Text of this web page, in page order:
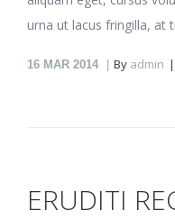
urna ut lacus fringilla, at
16 MAR 2014 By admin
ERUDITI